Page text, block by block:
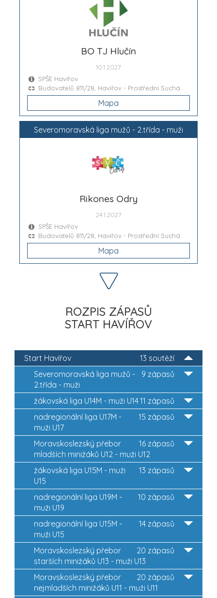
BO TJ Hlučín
10.1.2027
SPŠE Havířov
Budovatelů 811/28, Havířov - Prostřední Suchá
Mapa
Severomoravská liga mužů - 2.třída - muži
Rikones Odry
24.1.2027
SPŠE Havířov
Budovatelů 811/28, Havířov - Prostřední Suchá
Mapa
ROZPIS ZÁPASŮ
START HAVÍŘOV
13 soutěží
Start Havířov
9 zápasů
Severomoravská liga mužů -
2.třída - muži
11 zápasů
žákovská liga U14M - muži U14
15 zápasů
nadregionální liga U17M -
muži U17
16 zápasů
Moravskoslezský přebor
mladších minižáků U12 - muži U12
13 zápasů
žákovská liga U15M - muži
U15
10 zápasů
nadregionální liga U19M -
muži U19
14 zápasů
nadregionální liga U15M -
muži U15
20 zápasů
Moravskoslezský přebor
starších minižáků U13 - muži U13
20 zápasů
Moravskoslezský přebor
nejmladších minižáků U11 - muži U11